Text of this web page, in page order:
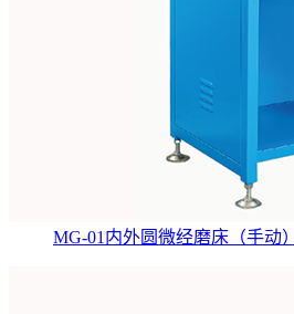
MG-01内外圆微经磨床（手动）